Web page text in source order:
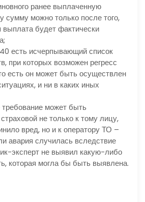
ранее выплаченную
сумму можно только после того,
выплата будет фактически
есть исчерпывающий список
при которых возможен регресс
есть он может быть осуществлен
и ни в каких иных
требование может быть
не только к тому лицу,
вред, но и к оператору ТО –
авария случилась вследствие
эксперт не выявил какую-либо
которая могла бы быть выявлена.